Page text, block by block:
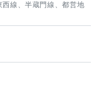
線、半蔵門線、都営地